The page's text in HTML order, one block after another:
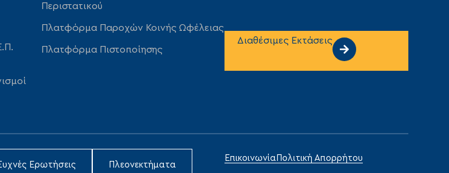
Περιστατικού
Πλατφόρμα Παροχών Κοινής Ωφέλειας
Πλατφόρμα Πιστοποίησης
Διαθέσιμες Εκτάσεις
Ερωτήσεις Πλεονεκτήματα
Επικοινωνία Πολιτική Απορρήτου